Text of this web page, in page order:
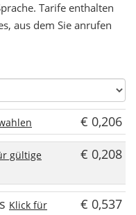
Tarife enthalten
aus dem Sie anrufen
€ 0,206
gültige
€ 0,208
Klick für
€ 0,537